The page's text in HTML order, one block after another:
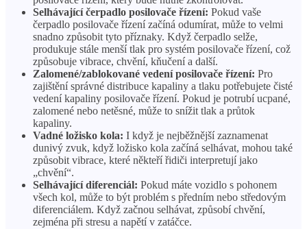
Selhávající čerpadlo posilovače řízení: Pokud vaše
čerpadlo posilovače řízení začíná odumírat, může to velmi
snadno způsobit tyto příznaky. Když čerpadlo selže,
produkuje stále menší tlak pro systém posilovače řízení, což
způsobuje vibrace, chvění, kňučení a další.
Zalomené/zablokované vedení posilovače řízení: Pro
zajištění správné distribuce kapaliny a tlaku potřebujete čisté
vedení kapaliny posilovače řízení. Pokud je potrubí ucpané,
zalomené nebo netěsné, může to snížit tlak a průtok
kapaliny.
Vadné ložisko kola: I když je nejběžnější zaznamenat
dunivý zvuk, když ložisko kola začíná selhávat, mohou také
způsobit vibrace, které někteří řidiči interpretují jako
„chvění“.
Selhávající diferenciál: Pokud máte vozidlo s pohonem
všech kol, může to být problém s předním nebo středovým
diferenciálem. Když začnou selhávat, způsobí chvění,
zejména při stresu a napětí v zatáčce.